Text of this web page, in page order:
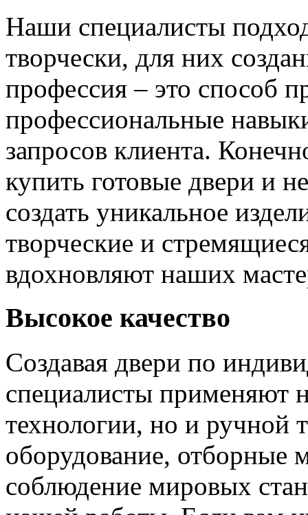
Наши специалисты
творчески, для них
профессия – это способ
профессиональные
запросов клиента.
купить готовые двери и
создать уникальное
творческие и
вдохновляют наших
Высокое качество
Создавая двери по
специалисты применяют
технологии, но и ручной
оборудование, отборные
соблюдение мировых